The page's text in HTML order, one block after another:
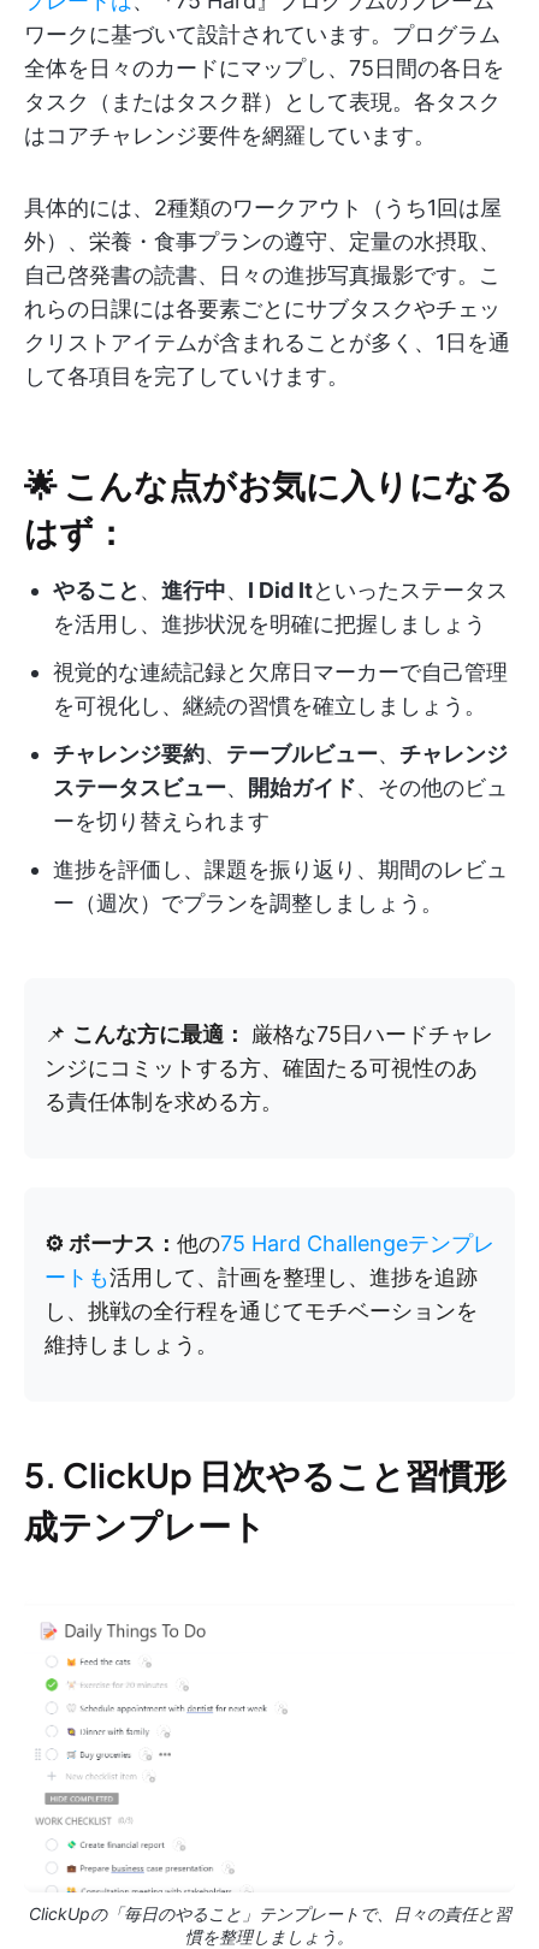
ワークに基づいて設計されています。プログラム
全体を日々のカードにマップし、75日間の各日を
タスク（またはタスク群）として表現。各タスク
はコアチャレンジ要件を網羅しています。
具体的には、2種類のワークアウト（うち1回は屋
外）、栄養・食事プランの遵守、定量の水摂取、
自己啓発書の読書、日々の進捗写真撮影です。こ
れらの日課には各要素ごとにサブタスクやチェッ
クリストアイテムが含まれることが多く、1日を通
して各項目を完了していけます。
🌟 こんな点がお気に入りになる
はず：
やること 、 進行中、 I Did Itといったステータス
を活用し、進捗状況を明確に把握しましょう
視覚的な連続記録と欠席日マーカーで自己管理
を可視化し、継続の習慣を確立しましょう。
チャレンジ要約、 テーブルビュー、 チャレンジ
ステータスビュー、 開始ガイド、その他のビュ
ーを切り替えられます
進捗を評価し、課題を振り返り、期間のレビュ
ー（週次）でプランを調整しましょう。
📌 こんな方に最適：
厳格な75日ハードチャレ
ンジにコミットする方、確固たる可視性のあ
る責任体制を求める方。
⚙️ ボーナス： 他の75 Hard Challengeテンプレ
ートも活用して、計画を整理し、進捗を追跡
し、挑戦の全行程を通じてモチベーションを
維持しましょう。
5. ClickUp 日次やること習慣形
成テンプレート
ClickUpの「毎日のやること」テンプレートで、日々の責任と習
慣を整理しましょう。